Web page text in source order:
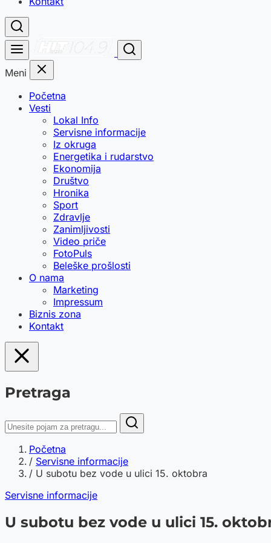
Meni
Početna
Vesti
Lokal Info
Servisne informacije
Iz okruga
Energetika i rudarstvo
Ekonomija
Društvo
Hronika
Sport
Zdravlje
Zanimljivosti
Video priče
FotoPuls
Beleške prošlosti
O nama
Marketing
Impressum
Biznis zona
Kontakt
Pretraga
Početna
/ Servisne informacije
/ U subotu bez vode u ulici 15. oktobra
Servisne informacije
U subotu bez vode u ulici 15.